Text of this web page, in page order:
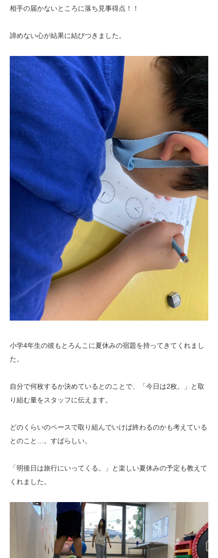
相手の届かないところに落ち見事得点！！
諦めない心が結果に結びつきました。
小学4年生の彼もとろんこに夏休みの宿題を持ってきてくれまし
た。
自分で何枚するか決めているとのことで、「今日は2枚。」と取
り組む量をスタッフに伝えます。
どのくらいのペースで取り組んでいけば終わるのかも考えている
とのこと…。すばらしい。
「明後日は旅行にいってくる。」と楽しい夏休みの予定も教えて
くれました。